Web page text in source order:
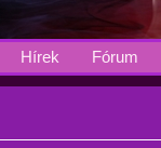
Hírek Fórum